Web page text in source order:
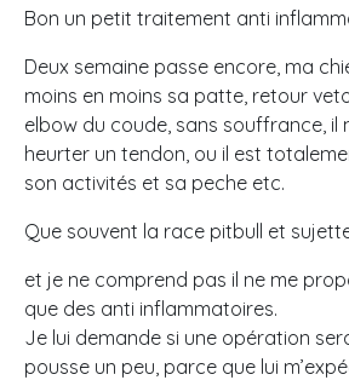
Bon un petit traitement anti
Deux semaine passe encore, ma
moins en moins sa patte, retour
elbow du coude, sans souffrance, il
heurter un tendon, ou il est
son activités et sa peche etc.
Que souvent la race pitbull et
et je ne comprend pas il ne me
que des anti inflammatoires.
Je lui demande si une opération
pousse un peu, parce que lui